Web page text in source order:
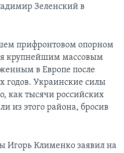
Зеленский в
прифронтовом опорном
крупнейшим массовым
в Европе после
годов. Украинские силы
как тысячи российских
из этого района, бросив
Игорь Клименко заявил на